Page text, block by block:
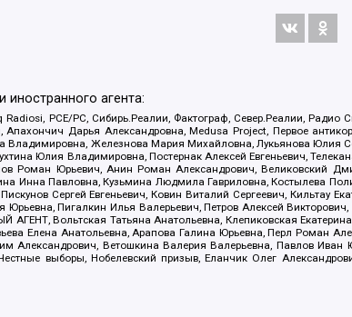
агента:
PCE/PC, Сибирь.Реалии, Фактограф, Север.Реалии, Радио
Дарья Александровна, Medusa Project, Первое
Железнова Мария Михайловна, Лукьянова Юлия
Юлия Владимировна, Постернак Алексей Евгеньевич,
Роман Юрьевич, Анин Роман Александрович, Великовский
Инна Павловна, Кузьмина Людмила Гавриловна, Костылева
Сергей Евгеньевич, Ковин Виталий Сергеевич, Кильтау
Пигалкин Илья Валерьевич, Петров Алексей
Вольтская Татьяна Анатольевна, Клепиковская
Елена Анатольевна, Арапова Галина Юрьевна, Перл Роман
Ветошкина Валерия Валерьевна, Павлов Иван
выборы, Нобелевский призыв, Еланчик Олег